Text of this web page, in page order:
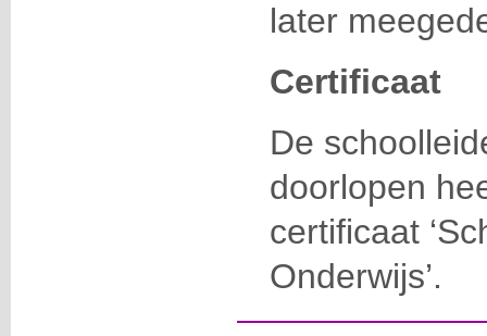
later
Certificaat
De
doorlopen
certificaat
Onderwijs’.